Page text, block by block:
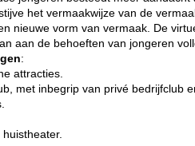
het vermaakwijze van de
nieuwe vorm van vermaak. De
aan de behoeften van jongeren
:
attracties.
met inbegrip van privé bedrijfclub